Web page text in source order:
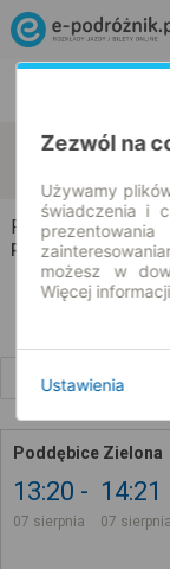
Poddębice
Poddębice →
Rozkład jazdy i
Poddębice Zielona
13:20
07 sierpnia
14:21
07 sierpnia
Zezwól na
Używamy
świadczenia i
możesz w
Więcej
Ustawienia